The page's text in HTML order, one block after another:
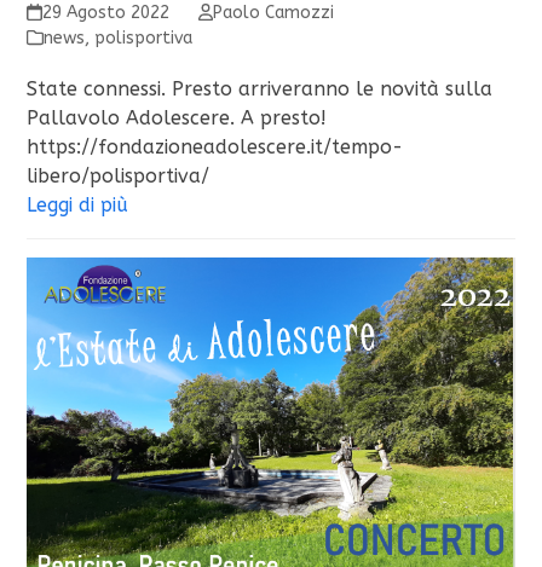
29 Agosto 2022
Paolo Camozzi
news, polisportiva
State connessi. Presto arriveranno le novità sulla
Pallavolo Adolescere. A presto!
https://fondazioneadolescere.it/tempo-
libero/polisportiva/
Leggi di più